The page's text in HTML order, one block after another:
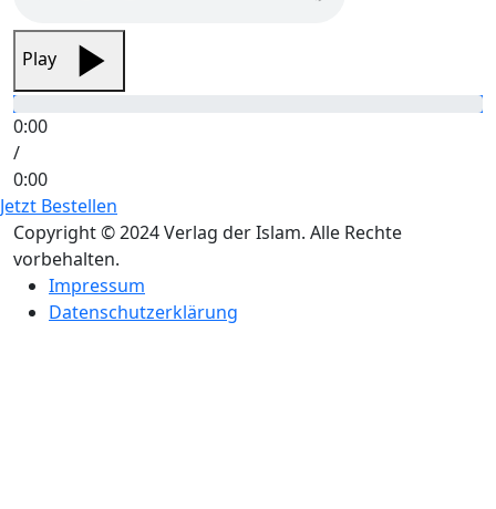
Play
0:00
/
0:00
Jetzt Bestellen
Copyright © 2024 Verlag der Islam. Alle Rechte
vorbehalten.
Impressum
Datenschutzerklärung